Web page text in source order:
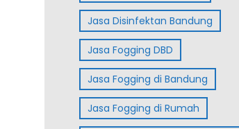
Jasa Disinfektan Bandung
Jasa Fogging DBD
Jasa Fogging di Bandung
Jasa Fogging di Rumah